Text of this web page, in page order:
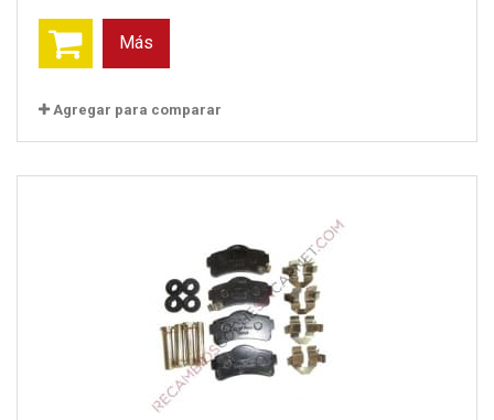
Más
Agregar para comparar